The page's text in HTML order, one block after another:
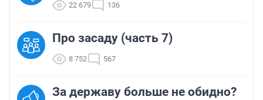
22 679 136
Про засаду (часть 7)
8 752 567
За державу больше не обидно?